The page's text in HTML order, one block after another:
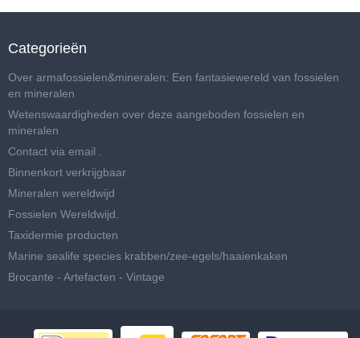
Categorieën
Over armafossielen&mineralen: Een fantasiewereld van fossielen
en mineralen
Wetenswaardigheden over deze aangeboden fossielen en
mineralen
Contact via email .
Binnenkort verkrijgbaar
Mineralen wereldwijd
Fossielen Wereldwijd.
Taxidermie producten
Marine sealife species krabben/zee-egels/haaienkaken
Brocante - Artefacten - Vintage